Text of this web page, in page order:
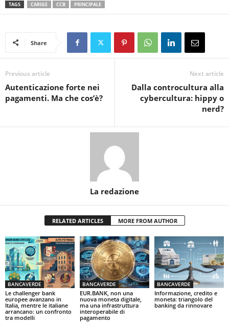
TAGS CARIGE CCB PRINCIPALE
Share
Previous article
Autenticazione forte nei
pagamenti. Ma che cos’è?
Next article
Dalla controcultura alla
cybercultura: hippy o
nerd?
La redazione
RELATED ARTICLES MORE FROM AUTHOR
BANCAVERDE
Le challenger bank
europee avanzano in
Italia, mentre le italiane
arrancano: un confronto
tra modelli
BANCAVERDE
EUR.BANK, non una
nuova moneta digitale,
ma una infrastruttura
interoperabile di
pagamento
BANCAVERDE
Informazione, credito e
moneta: triangolo del
banking da rinnovare